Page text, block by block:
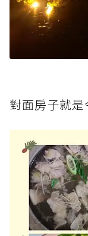
對面房子就